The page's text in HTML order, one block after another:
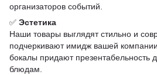
организаторов событий.
✅ Эстетика
Наши товары выглядят стильно и
подчеркивают имидж вашей
бокалы придают
блюдам.